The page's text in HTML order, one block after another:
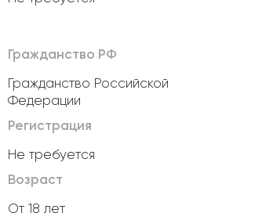
Гражданство РФ
Гражданство Российской
Федерации
Регистрация
Не требуется
Возраст
От 18 лет